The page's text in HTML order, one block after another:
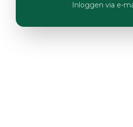
Inloggen via e-